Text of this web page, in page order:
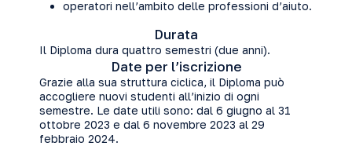
operatori nell’ambito delle professioni d’aiuto.
Durata
Il Diploma dura quattro semestri (due anni).
Date per l’iscrizione
Grazie alla sua struttura ciclica, il Diploma può
accogliere nuovi studenti all’inizio di ogni
semestre. Le date utili sono: dal 6 giugno al 31
ottobre 2023 e dal 6 novembre 2023 al 29
febbraio 2024.